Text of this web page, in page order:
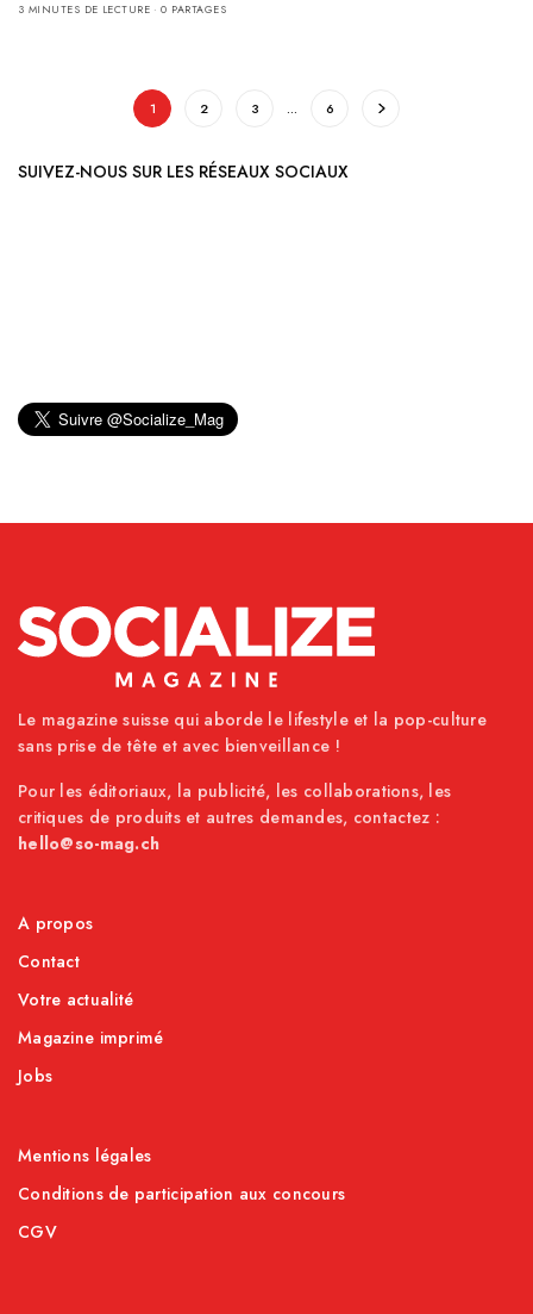
3 MINUTES DE LECTURE
0 PARTAGES
1 2 3 … 6
SUIVEZ-NOUS SUR LES RÉSEAUX SOCIAUX
Le magazine suisse qui aborde le lifestyle et la pop-culture
sans prise de tête et avec bienveillance !
Pour les éditoriaux, la publicité, les collaborations, les
critiques de produits et autres demandes, contactez :
hello@so-mag.ch
A propos
Contact
Votre actualité
Magazine imprimé
Jobs
Mentions légales
Conditions de participation aux concours
CGV